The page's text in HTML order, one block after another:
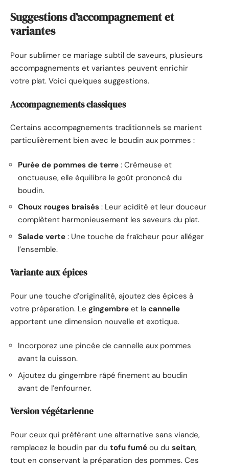
Suggestions d’accompagnement et
variantes
Pour sublimer ce mariage subtil de saveurs, plusieurs
accompagnements et variantes peuvent enrichir
votre plat. Voici quelques suggestions.
Accompagnements classiques
Certains accompagnements traditionnels se marient
particulièrement bien avec le boudin aux pommes :
Purée de pommes de terre : Crémeuse et
onctueuse, elle équilibre le goût prononcé du
boudin.
Choux rouges braisés : Leur acidité et leur douceur
complètent harmonieusement les saveurs du plat.
Salade verte : Une touche de fraîcheur pour alléger
l’ensemble.
Variante aux épices
Pour une touche d’originalité, ajoutez des épices à
votre préparation. Le gingembre et la cannelle
apportent une dimension nouvelle et exotique.
Incorporez une pincée de cannelle aux pommes
avant la cuisson.
Ajoutez du gingembre râpé finement au boudin
avant de l’enfourner.
Version végétarienne
Pour ceux qui préfèrent une alternative sans viande,
remplacez le boudin par du tofu fumé ou du seitan,
tout en conservant la préparation des pommes. Ces